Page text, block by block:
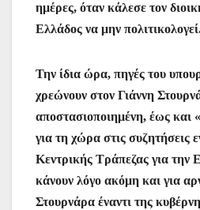
ημέρες, όταν κάλεσε τον
Ελλάδος να μην
Την ίδια ώρα, πηγές του
χρεώνουν στον Γιάννη
αποστασιοποιημένη, έως και
για τη χώρα στις συζητήσεις
Κεντρικής Τράπεζας για την
κάνουν λόγο ακόμη και για
Στουρνάρα έναντι της